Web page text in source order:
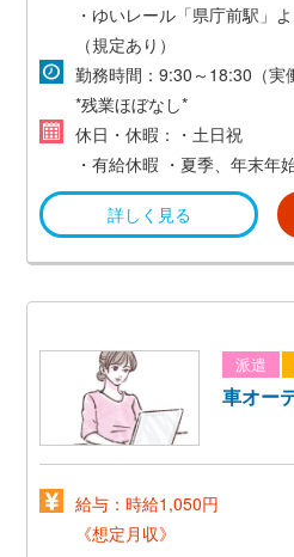
・ゆいレール「県庁前駅」
（規定あり）
勤務時間：9:30～18:30（実
*残業ほぼなし*
休日・休暇：・土日祝
・有給休暇 ・夏季、年末年
詳しく見る
派遣
車オー
給与：時給1,050円
《想定月収》